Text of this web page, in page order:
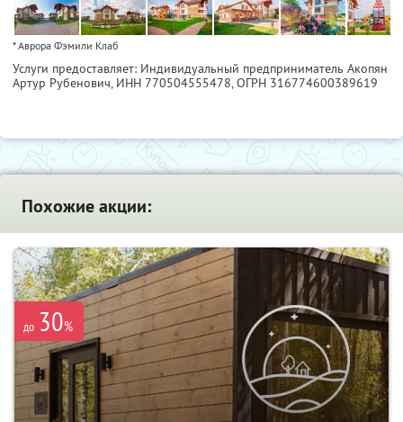
* Аврора Фэмили Клаб
Услуги предоставляет: Индивидуальный предприниматель Акопян
Артур Рубенович, ИНН 770504555478, ОГРН 316774600389619
Похожие акции:
до 30%